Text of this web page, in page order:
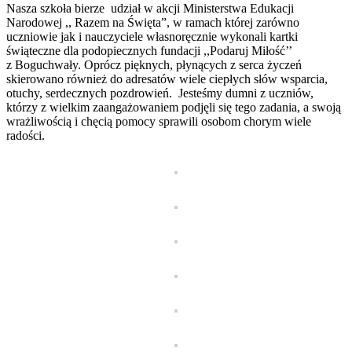
Nasza szkoła bierze udział w akcji Ministerstwa Edukacji
Narodowej ,, Razem na Święta”, w ramach której zarówno
uczniowie jak i nauczyciele własnoręcznie wykonali kartki
świąteczne dla podopiecznych fundacji ,,Podaruj Miłość’’
z Boguchwały. Oprócz pięknych, płynących z serca życzeń
skierowano również do adresatów wiele ciepłych słów wsparcia,
otuchy, serdecznych pozdrowień. Jesteśmy dumni z uczniów,
którzy z wielkim zaangażowaniem podjęli się tego zadania, a swoją
wrażliwością i chęcią pomocy sprawili osobom chorym wiele
radości.